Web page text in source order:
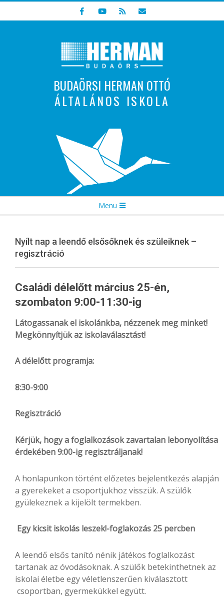
to
BUDAÖRSI HERMAN OTTÓ
ÁLTALÁNOS ISKOLA
Indulunk! Hamarosan újraindul oldalunk!
Menu
Nyílt nap a leendő elsősőknek és szüleiknek –
regisztráció
Családi délelőtt március 25-én,
szombaton 9:00-11:30-ig
Látogassanak el iskolánkba, nézzenek meg minket!
Megkönnyítjük az iskolaválasztást!
A délelőtt programja:
8:30-9:00
Regisztráció
Kérjük, hogy a foglalkozások zavartalan lebonyolítása
érdekében 9:00-ig regisztráljanak!
A honlapunkon történt előzetes bejelentkezés alapján
a gyerekeket a csoportjukhoz visszük. A szülők
gyülekeznek a kijelölt termekben.
Egy kicsit iskolás leszek!-foglakozás 25 percben
A leendő elsős tanító nénik játékos foglalkozást
tartanak az óvodásoknak. A szülők betekinthetnek az
iskolai életbe egy véletlenszerűen kiválasztott
csoportban, gyermekükkel együtt.